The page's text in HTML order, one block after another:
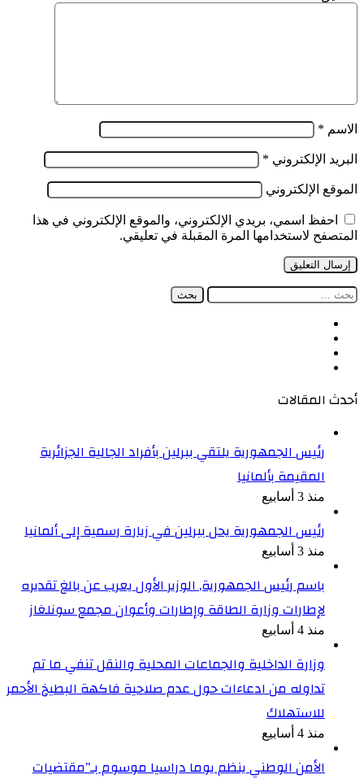
الاسم *
البريد الإلكتروني *
الموقع الإلكتروني
احفظ اسمي، بريدي الإلكتروني، والموقع الإلكتروني في هذا
المتصفح لاستخدامها المرة المقبلة في تعليقي.
البحث
أحدث المقالات
رئيس الجمهورية يلتقي ببرلين بأفراد الجالية الجزائرية
المقيمة بألمانيا
منذ 3 أسابيع
رئيس الجمهورية يحل ببرلين في زيارة رسمية إلى ألمانيا
منذ 3 أسابيع
باسم رئيس الجمهورية, الوزير الأول يعرب عن بالغ تقديره
لإطارات وزارة الطاقة وإطارات وأعوان مجمع سونلغاز
منذ 4 أسابيع
وزارة الداخلية والجماعات المحلية والنقل تنفي ما تم
تداوله من ادعاءات حول عدم صلاحية فاكهة البطيخ الأحمر
للاستهلاك
منذ 4 أسابيع
الأمن الوطني ينظم يوما دراسيا موسوم بـ”مقتضيات